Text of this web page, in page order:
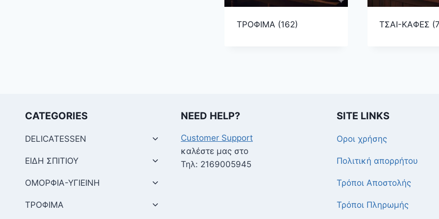
ΤΡΟΦΙΜΑ (162) ΤΣΑΙ-ΚΑΦΕΣ
CATEGORIES
DELICATESSEN
ΕΙΔΗ ΣΠΙΤΙΟΥ
ΟΜΟΡΦΙΑ-ΥΓΙΕΙΝΗ
ΤΡΟΦΙΜΑ
NEED HELP?
Customer Support
καλέστε μας στο
Τηλ: 2169005945
SITE LINKS
Οροι χρήσης
Πολιτική απορρήτου
Τρόποι Αποστολής
Τρόποι Πληρωμής